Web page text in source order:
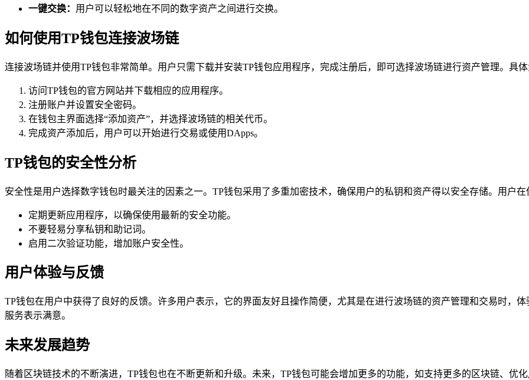
一键交换： 用户可以轻松地在不同的数字资产之间进行交换。
如何使用TP钱包连接波场链
连接波场链并使用TP钱包非常简单。用户只需下载并安装TP钱包应用程序，完成注册后，即可选择波场链进行资产管理。具体
访问TP钱包的官方网站并下载相应的应用程序。
注册账户并设置安全密码。
在钱包主界面选择“添加资产”，并选择波场链的相关代币。
完成资产添加后，用户可以开始进行交易或使用DApps。
TP钱包的安全性分析
安全性是用户选择数字钱包时最关注的因素之一。TP钱包采用了多重加密技术，确保用户的私钥和资产得以安全存储。用户在
定期更新应用程序，以确保使用最新的安全功能。
不要轻易分享私钥和助记词。
启用二次验证功能，增加账户安全性。
用户体验与反馈
TP钱包在用户中获得了良好的反馈。许多用户表示，它的界面友好且操作简便，尤其是在进行波场链的资产管理和交易时，
服务表示满意。
未来发展趋势
随着区块链技术的不断演进，TP钱包也在不断更新和升级。未来，TP钱包可能会增加更多的功能，如支持更多的区块链、优